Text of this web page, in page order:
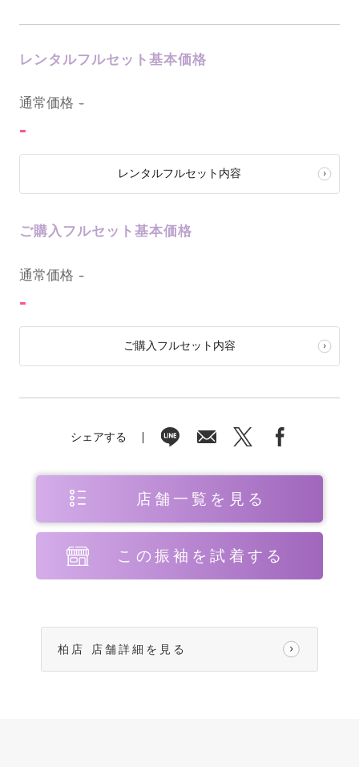
レンタルフルセット基本価格
通常価格 -
-
レンタルフルセット内容
ご購入フルセット基本価格
通常価格 -
-
ご購入フルセット内容
シェアする
店舗一覧を見る
この振袖を試着する
柏店 店舗詳細を見る